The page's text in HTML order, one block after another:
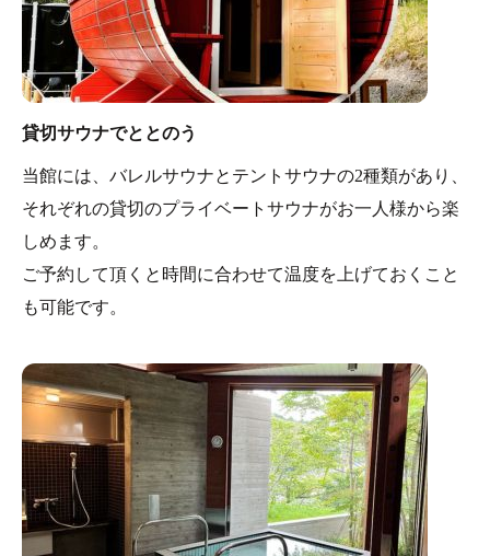
貸切サウナでととのう
当館には、バレルサウナとテントサウナの2種類があり、
それぞれの貸切のプライベートサウナがお一人様から楽
しめます。
ご予約して頂くと時間に合わせて温度を上げておくこと
も可能です。